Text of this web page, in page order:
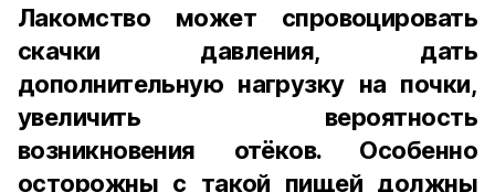
Лакомство может спровоцировать
скачки давления, дать
дополнительную нагрузку на почки,
увеличить вероятность
возникновения отёков. Особенно
осторожны с такой пищей должны